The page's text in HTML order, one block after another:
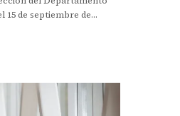
15 de septiembre de